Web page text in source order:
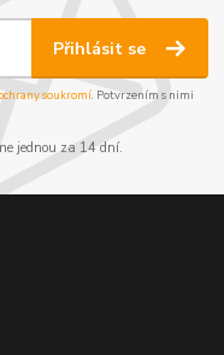
Přihlásit se
soukromí. Potvrzením s nimi
jednou za 14 dní.